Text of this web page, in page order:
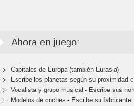
Ahora en juego:
Capitales de Europa (también Eurasia)
Escribe los planetas según su proximidad
Vocalista y grupo musical - Escribe sus
Modelos de coches - Escribe su fabricante